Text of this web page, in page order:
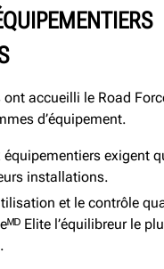
accueilli le Road
d’équipement.
équipementiers exigent
installations.
et le contrôle
Elite l’équilibreur le